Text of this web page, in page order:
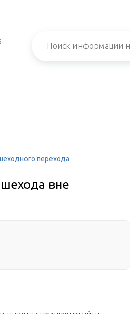
перехода
вне